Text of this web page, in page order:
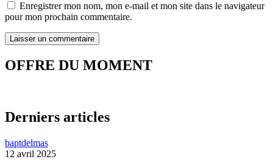
Enregistrer mon nom, mon e-mail et mon site dans le navigateur
pour mon prochain commentaire.
OFFRE DU MOMENT
Derniers articles
baptdelmas
12 avril 2025